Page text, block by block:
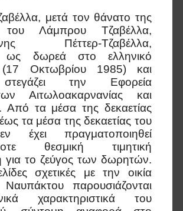
μετά τον θάνατο της
του Λάμπρου Τζαβέλλα,
Πέττερ-Τζαβέλλα,
ως δωρεά στο ελληνικό
(17 Οκτωβρίου 1985) και
την Εφορεία
Αιτωλοακαρνανίας και
Από τα μέσα της δεκαετίας
τα μέσα της δεκαετίας του
έχει πραγματοποιηθεί
θεσμική τιμητική
για το ζεύγος των δωρητών.
σχετικές με την οικία
Ναυπάκτου παρουσιάζονται
χαρακτηριστικά του